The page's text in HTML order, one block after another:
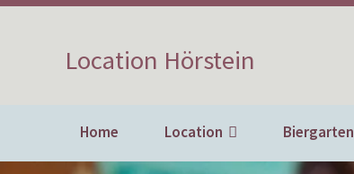
Location Hörstein
Home Location Biergarten